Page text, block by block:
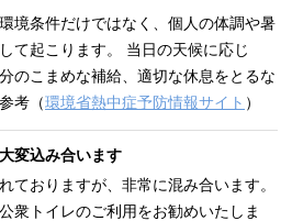
境条件だけではなく、個人の体調や暑
て起こります。 当日の天候に応じ
のこまめな補給、適切な休息をとるな
考（環境省熱中症予防情報サイト ）
変込み合います
ておりますが、非常に混み合います。
衆トイレのご利用をお勧めいたしま